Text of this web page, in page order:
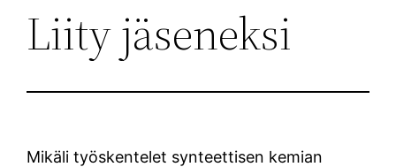
Liity jäseneksi
Mikäli työskentelet synteettisen kemian